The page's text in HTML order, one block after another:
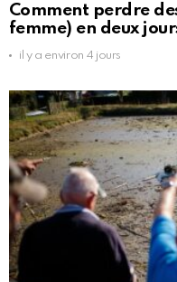
Comment perdre
femme) en deux
il y a environ 4 jours